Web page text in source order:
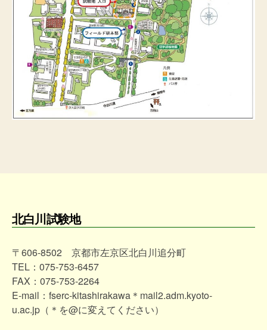
北白川試験地
〒606-8502 京都市左京区北白川追分町
TEL：075-753-6457
FAX：075-753-2264
E-mail：fserc-kitashirakawa＊mail2.adm.kyoto-
u.ac.jp（＊を@に変えてください）